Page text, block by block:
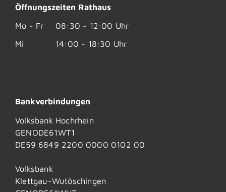
Öffnungszeiten Rathaus
Mo - Fr
08:30 - 12:00 Uhr
Mi
14:00 - 18:30 Uhr
Bankverbindungen
Volksbank Hochrhein
GENODE61WT1
DE59 6849 2200 0000 0102 00
Volksbank
Klettgau-Wutöschingen